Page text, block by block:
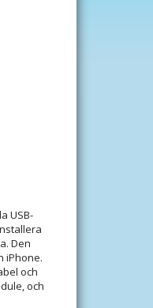
USB-
Den
iPhone.
och
och